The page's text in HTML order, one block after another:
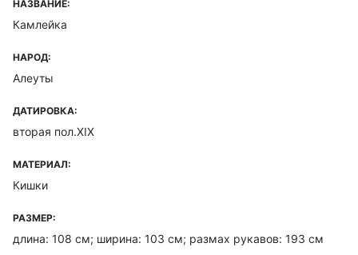
НАЗВАНИЕ:
Камлейка
НАРОД:
Алеуты
ДАТИРОВКА:
вторая пол.XIX
МАТЕРИАЛ:
Кишки
РАЗМЕР:
длина: 108 см; ширина: 103 см; размах рукавов: 193 см